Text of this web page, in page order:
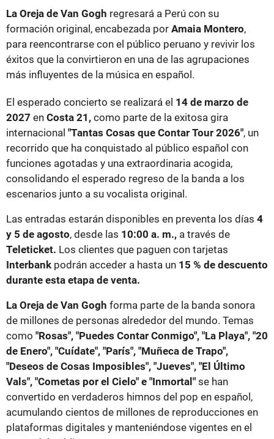
La Oreja de Van Gogh regresará a Perú con su
formación original, encabezada por Amaia Montero,
para reencontrarse con el público peruano y revivir los
éxitos que la convirtieron en una de las agrupaciones
más influyentes de la música en español.
El esperado concierto se realizará el 14 de marzo de
2027 en Costa 21, como parte de la exitosa gira
internacional "Tantas Cosas que Contar Tour 2026", un
recorrido que ha conquistado al público español con
funciones agotadas y una extraordinaria acogida,
consolidando el esperado regreso de la banda a los
escenarios junto a su vocalista original.
Las entradas estarán disponibles en preventa los días 4
y 5 de agosto, desde las 10:00 a. m., a través de
Teleticket. Los clientes que paguen con tarjetas
Interbank podrán acceder a hasta un 15 % de descuento
durante esta etapa de venta.
La Oreja de Van Gogh forma parte de la banda sonora
de millones de personas alrededor del mundo. Temas
como "Rosas", "Puedes Contar Conmigo", "La Playa", "20
de Enero", "Cuídate", "París", "Muñeca de Trapo",
"Deseos de Cosas Imposibles", "Jueves", "El Último
Vals", "Cometas por el Cielo" e "Inmortal" se han
convertido en verdaderos himnos del pop en español,
acumulando cientos de millones de reproducciones en
plataformas digitales y manteniéndose vigentes en el